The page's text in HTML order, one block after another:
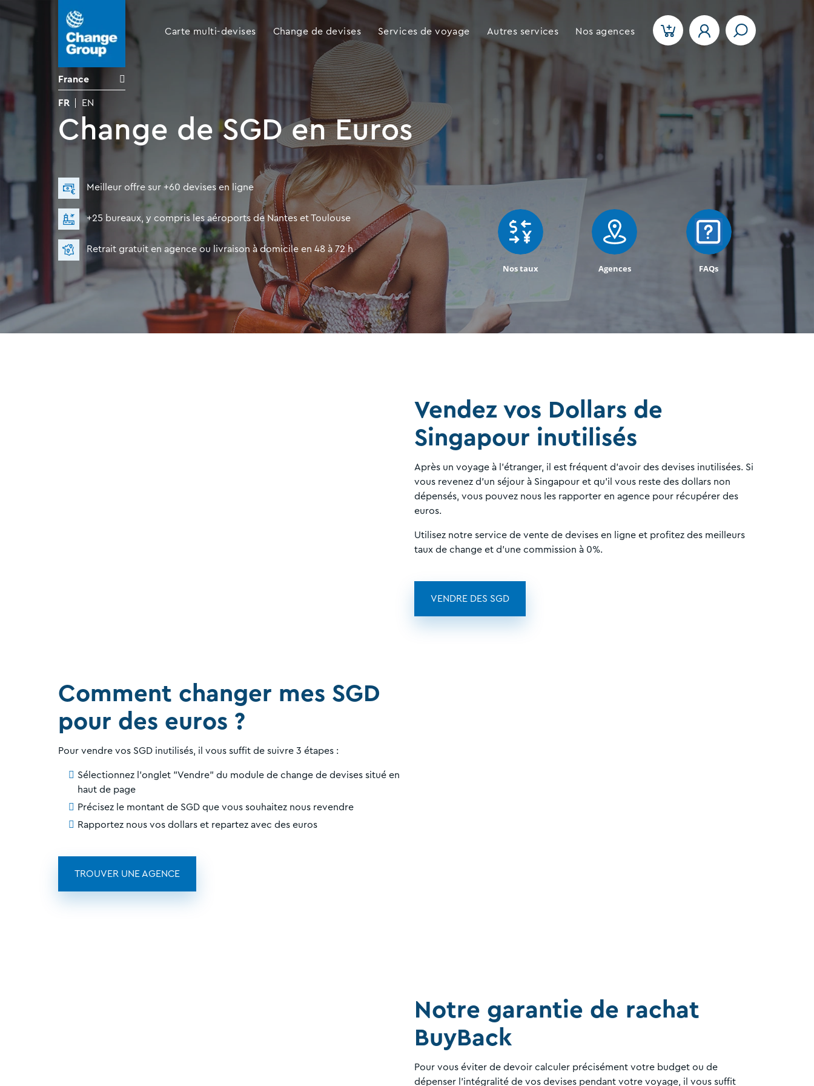
France
FR EN
Carte multi-devises Change de devises Services de voyage Autres services Nos agences
Change de SGD en Euros
Meilleur offre sur +60 devises en ligne
+25 bureaux, y compris les aéroports de Nantes et Toulouse
Retrait gratuit en agence ou livraison à domicile en 48 à 72 h
Nos taux Agences FAQs
Vendez vos Dollars de
Singapour inutilisés
Après un voyage à l'étranger, il est fréquent d'avoir des devises inutilisées. Si
vous revenez d'un séjour à Singapour et qu'il vous reste des dollars non
dépensés, vous pouvez nous les rapporter en agence pour récupérer des
euros.
Utilisez notre service de vente de devises en ligne et profitez des meilleurs
taux de change et d'une commission à 0%.
VENDRE DES SGD
Comment changer mes SGD
pour des euros ?
Pour vendre vos SGD inutilisés, il vous suffit de suivre 3 étapes :
Sélectionnez l'onglet "Vendre" du module de change de devises situé en
haut de page
Précisez le montant de SGD que vous souhaitez nous revendre
Rapportez nous vos dollars et repartez avec des euros
TROUVER UNE AGENCE
Notre garantie de rachat
BuyBack
Pour vous éviter de devoir calculer précisément votre budget ou de
dépenser l'intégralité de vos devises pendant votre voyage, il vous suffit